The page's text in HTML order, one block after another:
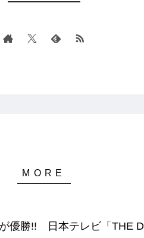
優勝!! 日本テレビ「THE